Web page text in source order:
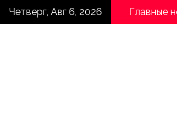
SkipЧетверг, Авг 6, 2026 Главные
2025:
у світі
способу
Які
можна